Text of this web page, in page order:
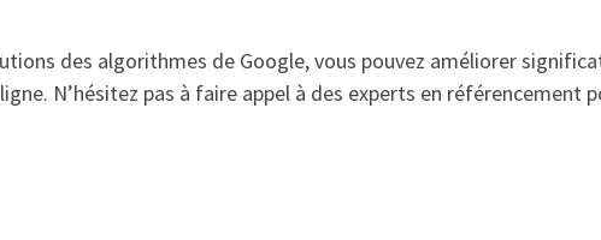
des algorithmes de Google, vous pouvez améliorer
N’hésitez pas à faire appel à des experts en référencement